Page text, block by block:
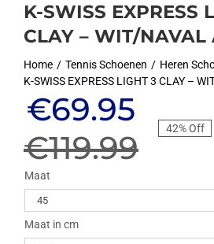
K-SWISS EXPRESS
CLAY – WIT/NAVAL
Home Tennis Schoenen Heren
K-SWISS EXPRESS LIGHT 3 CLAY –
€119.99
prijs
was:
€119.99.
€69.95
Huidige
prijs
is:
€69.95.
42% Off
Maat
Maat in cm